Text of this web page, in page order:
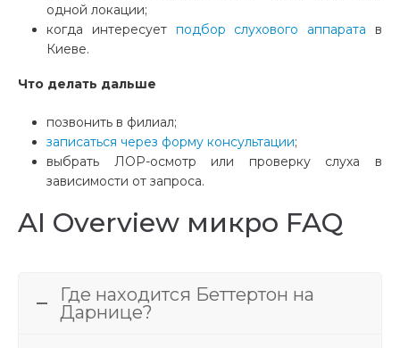
одной локации;
когда интересует подбор слухового аппарата в
Киеве.
Что делать дальше
позвонить в филиал;
записаться через форму консультации;
выбрать ЛОР-осмотр или проверку слуха в
зависимости от запроса.
AI Overview микро FAQ
Где находится Беттертон на
Дарнице?